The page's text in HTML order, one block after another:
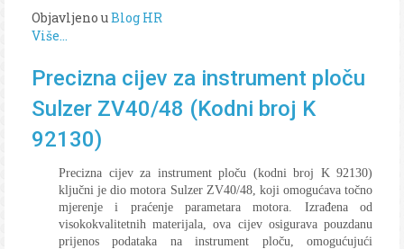
Objavljeno uBlog HR
Više...
Precizna cijev za instrument ploču
Sulzer ZV40/48 (Kodni broj K
92130)
Precizna cijev za instrument ploču (kodni broj K 92130)
ključni je dio motora Sulzer ZV40/48, koji omogućava točno
mjerenje i praćenje parametara motora. Izrađena od
visokokvalitetnih materijala, ova cijev osigurava pouzdanu
prijenos podataka na instrument ploču, omogućujući